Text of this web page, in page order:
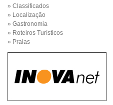
» Classificados
» Localização
» Gastronomia
» Roteiros Turísticos
» Praias